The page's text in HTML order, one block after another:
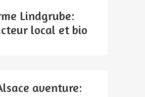
Lindgrube:
local et bio
aventure: